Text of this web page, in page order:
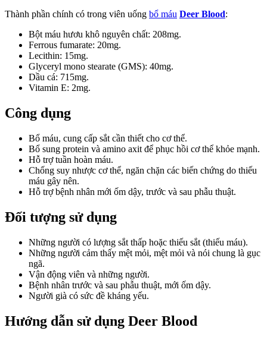
Thành phần chính có trong viên uống bổ máu Deer Blood:
Bột máu hươu khô nguyên chất: 208mg.
Ferrous fumarate: 20mg.
Lecithin: 15mg.
Glyceryl mono stearate (GMS): 40mg.
Dầu cá: 715mg.
Vitamin E: 2mg.
Công dụng
Bổ máu, cung cấp sắt cần thiết cho cơ thể.
Bổ sung protein và amino axit để phục hồi cơ thể khỏe mạnh.
Hỗ trợ tuần hoàn máu.
Chống suy nhược cơ thể, ngăn chặn các biến chứng do thiếu
máu gây nên.
Hỗ trợ bệnh nhân mới ốm dậy, trước và sau phẫu thuật.
Đối tượng sử dụng
Những người có lượng sắt thấp hoặc thiếu sắt (thiếu máu).
Những người cảm thấy mệt mỏi, mệt mỏi và nói chung là gục
ngã.
Vận động viên và những người.
Bệnh nhân trước và sau phẫu thuật, mới ốm dậy.
Người già có sức đề kháng yếu.
Hướng dẫn sử dụng Deer Blood